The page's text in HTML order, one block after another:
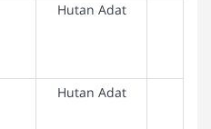
Hutan Adat
Hutan Adat